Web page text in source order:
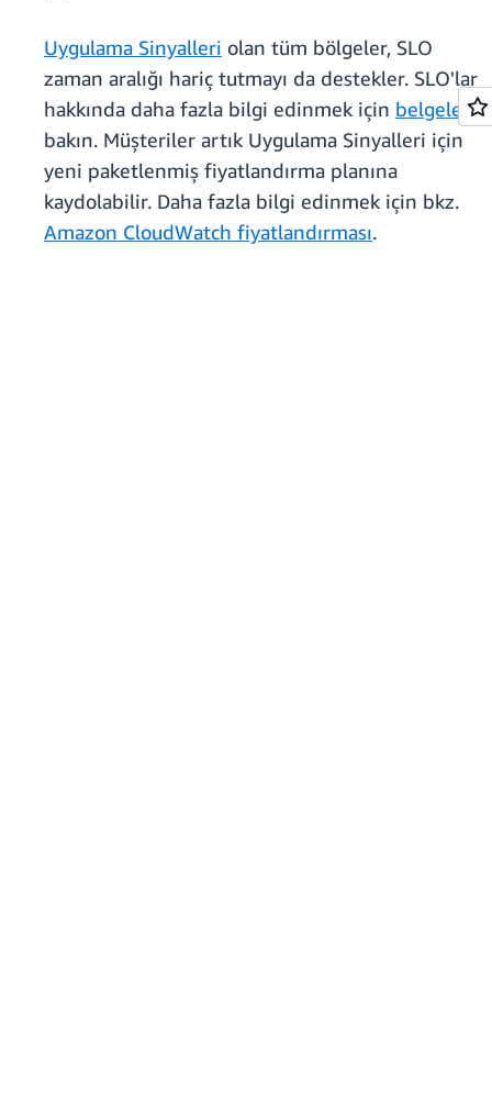
Uygulama Sinyalleri olan tüm bölgeler, SLO
zaman aralığı hariç tutmayı da destekler. SLO'lar
hakkında daha fazla bilgi edinmek için belgelere
bakın. Müşteriler artık Uygulama Sinyalleri için
yeni paketlenmiş fiyatlandırma planına
kaydolabilir. Daha fazla bilgi edinmek için bkz.
Amazon CloudWatch fiyatlandırması.